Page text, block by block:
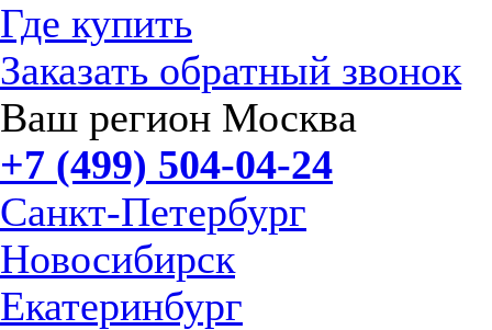
Где купить
Заказать обратный звонок
Ваш регион Москва
+7 (499) 504-04-24
Санкт-Петербург
Новосибирск
Екатеринбург